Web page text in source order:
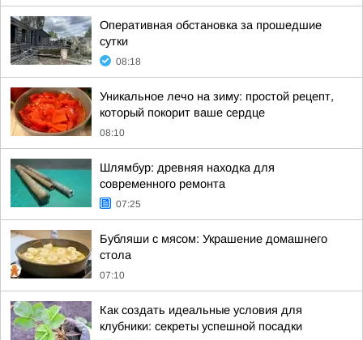
Оперативная обстановка за прошедшие
сутки
08:18
Уникальное лечо на зиму: простой рецепт,
который покорит ваше сердце
08:10
Шлямбур: древняя находка для
современного ремонта
07:25
Бубляши с мясом: Украшение домашнего
стола
07:10
Как создать идеальные условия для
клубники: секреты успешной посадки